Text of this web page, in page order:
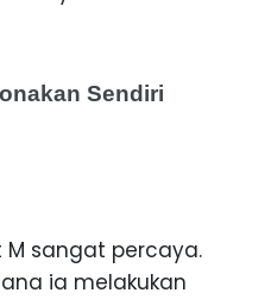
Sendiri
sangat percaya.
ia melakukan